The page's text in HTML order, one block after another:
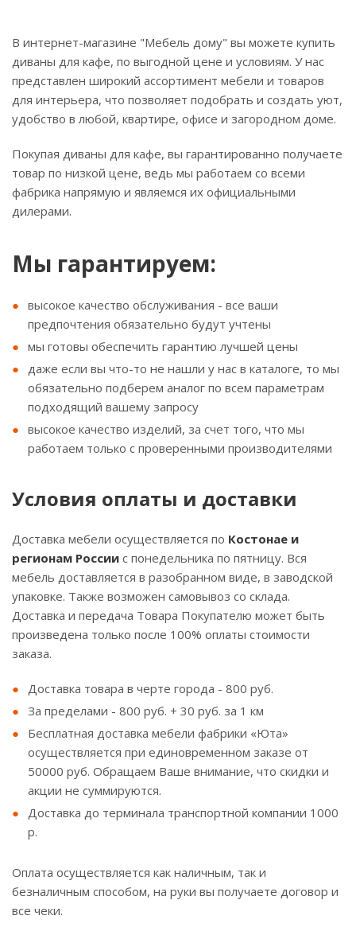
В интернет-магазине "Мебель дому" вы можете купить
диваны для кафе, по выгодной цене и условиям. У нас
представлен широкий ассортимент мебели и товаров
для интерьера, что позволяет подобрать и создать уют,
удобство в любой, квартире, офисе и загородном доме.
Покупая диваны для кафе, вы гарантированно получаете
товар по низкой цене, ведь мы работаем со всеми
фабрика напрямую и являемся их официальными
дилерами.
Мы гарантируем:
высокое качество обслуживания - все ваши
предпочтения обязательно будут учтены
мы готовы обеспечить гарантию лучшей цены
даже если вы что-то не нашли у нас в каталоге, то мы
обязательно подберем аналог по всем параметрам
подходящий вашему запросу
высокое качество изделий, за счет того, что мы
работаем только с проверенными производителями
Условия оплаты и доставки
Доставка мебели осуществляется по Костонае и
регионам России с понедельника по пятницу. Вся
мебель доставляется в разобранном виде, в заводской
упаковке. Также возможен самовывоз со склада.
Доставка и передача Товара Покупателю может быть
произведена только после 100% оплаты стоимости
заказа.
Доставка товара в черте города - 800 руб.
За пределами - 800 руб. + 30 руб. за 1 км
Бесплатная доставка мебели фабрики «Юта»
осуществляется при единовременном заказе от
50000 руб. Обращаем Ваше внимание, что скидки и
акции не суммируются.
Доставка до терминала транспортной компании 1000
р.
Оплата осуществляется как наличным, так и
безналичным способом, на руки вы получаете договор и
все чеки.